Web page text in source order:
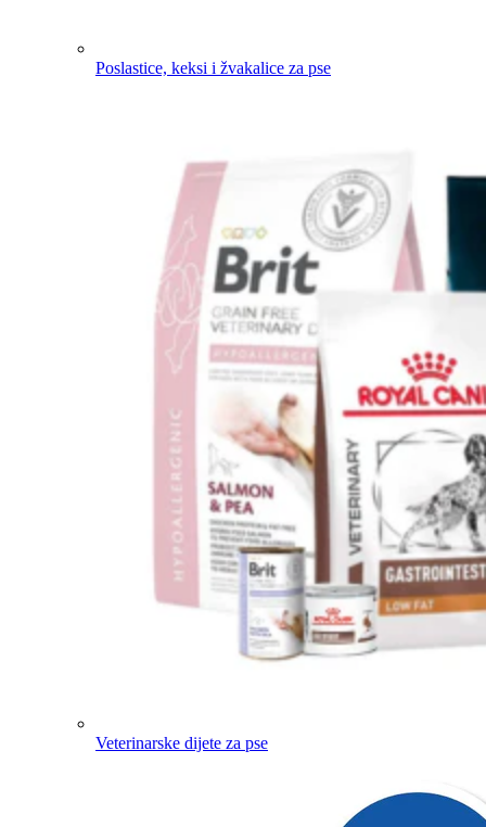
Poslastice, keksi i žvakalice za pse
Veterinarske dijete za pse